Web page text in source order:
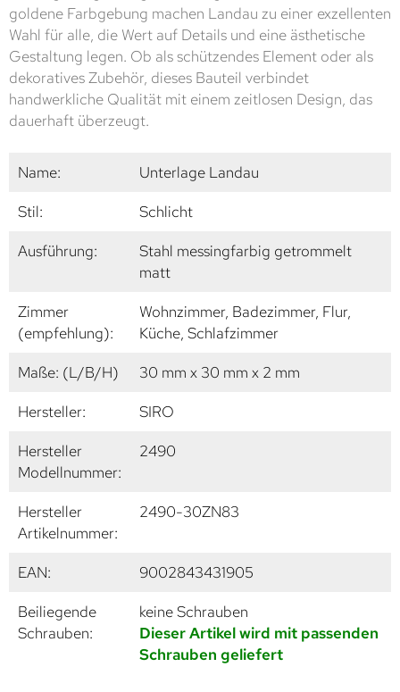
goldene Farbgebung machen Landau zu einer exzellenten
Wahl für alle, die Wert auf Details und eine ästhetische
Gestaltung legen. Ob als schützendes Element oder als
dekoratives Zubehör, dieses Bauteil verbindet
handwerkliche Qualität mit einem zeitlosen Design, das
dauerhaft überzeugt.
Name:
Unterlage Landau
Stil:
Schlicht
Ausführung:
Stahl messingfarbig getrommelt
matt
Zimmer
(empfehlung):
Wohnzimmer, Badezimmer, Flur,
Küche, Schlafzimmer
Maße: (L/B/H)
30 mm x 30 mm x 2 mm
Hersteller:
SIRO
Hersteller
Modellnummer:
2490
Hersteller
Artikelnummer:
2490-30ZN83
EAN:
9002843431905
Beiliegende
Schrauben:
keine Schrauben
Dieser Artikel wird mit passenden
Schrauben geliefert